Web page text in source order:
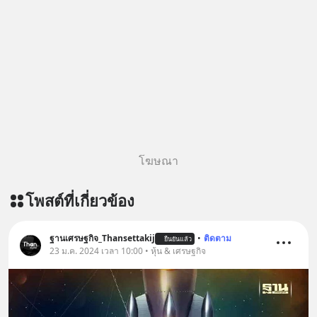
โฆษณา
โพสต์ที่เกี่ยวข้อง
ฐานเศรษฐกิจ_Thansettakij ยืนยันแล้ว • ติดตาม
23 ม.ค. 2024 เวลา 10:00 • หุ้น & เศรษฐกิจ